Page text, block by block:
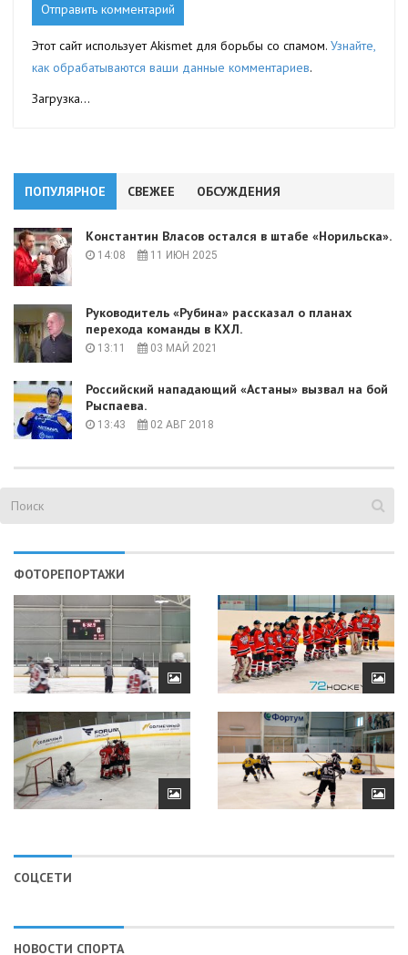
Этот сайт использует Akismet для борьбы со спамом. Узнайте,
как обрабатываются ваши данные комментариев.
Загрузка...
ПОПУЛЯРНОЕ СВЕЖЕЕ ОБСУЖДЕНИЯ
Константин Власов остался в штабе «Норильска».
14:08 11 ИЮН 2025
Руководитель «Рубина» рассказал о планах
перехода команды в КХЛ.
13:11 03 МАЙ 2021
Российский нападающий «Астаны» вызвал на бой
Рыспаева.
13:43 02 АВГ 2018
ФОТОРЕПОРТАЖИ
СОЦСЕТИ
НОВОСТИ СПОРТА